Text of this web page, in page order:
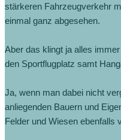
stärkeren Fahrzeugverkehr
einmal ganz abgesehen.
Aber das klingt ja alles
den Sportflugplatz samt
Ja, wenn man dabei nicht
anliegenden Bauern und
Felder und Wiesen ebenfalls